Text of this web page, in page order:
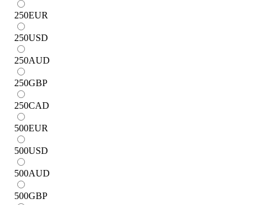
250EUR
250USD
250AUD
250GBP
250CAD
500EUR
500USD
500AUD
500GBP